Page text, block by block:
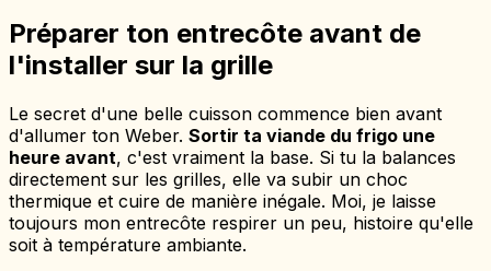
Préparer ton entrecôte avant de
l'installer sur la grille
Le secret d'une belle cuisson commence bien avant
d'allumer ton Weber. Sortir ta viande du frigo une
heure avant, c'est vraiment la base. Si tu la balances
directement sur les grilles, elle va subir un choc
thermique et cuire de manière inégale. Moi, je laisse
toujours mon entrecôte respirer un peu, histoire qu'elle
soit à température ambiante.